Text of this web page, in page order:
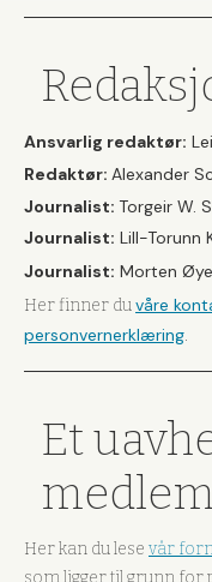
Ansvarlig redaktør:
Redaktør: Alexander
Journalist: Torgeir W.
Journalist: Lill-Torunn
Journalist: Morten
Her finner duvåre
personvernerklæring.
Et
Her kan du lese vår
som ligger til grunn for